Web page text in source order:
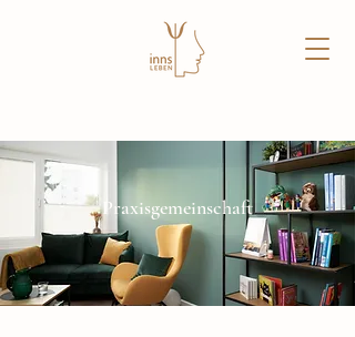
Praxisgemeinschaft